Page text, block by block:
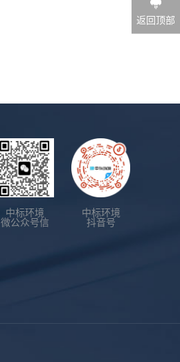
返回顶部
中标环境
微公众号信
中标环境
抖音号